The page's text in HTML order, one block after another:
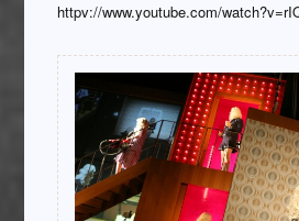
httpv://www.youtube.com/